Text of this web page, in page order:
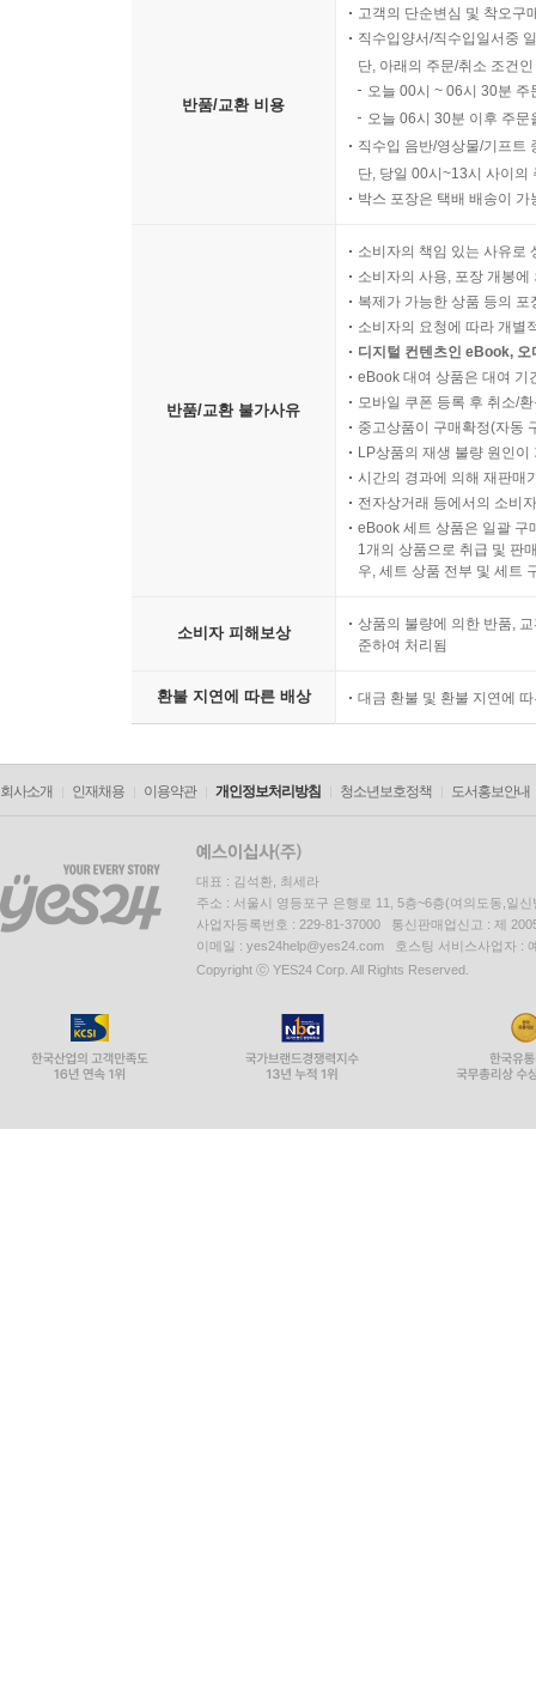
반품/교환 비용
고객의 단순변심 및 착오구
직수입양서/직수입일서중
단, 아래의 주문/취소 조건
오늘 00시 ~ 06시 30분
오늘 06시 30분 이후 주
직수입 음반/영상물/기프트
단, 당일 00시~13시 사이의
박스 포장은 택배 배송이
반품/교환 불가사유
소비자의 책임 있는 사유로
소비자의 사용, 포장 개봉
복제가 가능한 상품 등의
소비자의 요청에 따라 개별
디지털 컨텐츠인 eBook,
eBook 대여 상품은 대여 기
모바일 쿠폰 등록 후 취소/
중고상품이 구매확정(자동
LP상품의 재생 불량 원인
시간의 경과에 의해 재판매
전자상거래 등에서의 소비
eBook 세트 상품은 일괄 구
1개의 상품으로 취급 및 판
우, 세트 상품 전부 및 세트
소비자 피해보상
상품의 불량에 의한 반품,
준하여 처리됨
환불 지연에 따른 배상 대금 환불 및 환불 지연에
회사소개 인재채용 이용약관 개인정보처리방침 청소년보호정책 도서홍보안내
대표 : 김석환, 최세라
주소 : 서울시 영등포구 은행로 11, 5층~6층(여의도동,일신
사업자등록번호 : 229-81-37000 통신판매업신고 : 제
이메일 : yes24help@yes24.com 호스팅 서비스사업자 :
Copyright ⓒ YES24 Corp. All Rights Reserved.